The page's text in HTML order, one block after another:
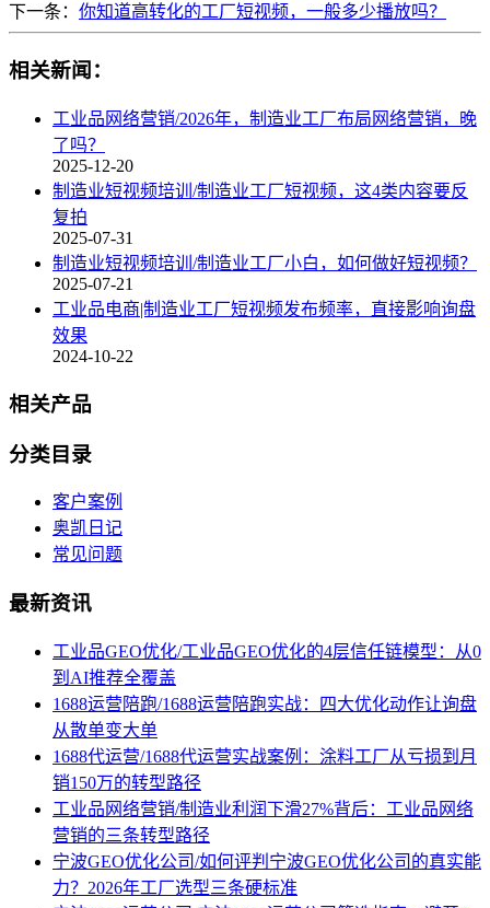
下一条： 你知道高转化的工厂短视频，一般多少播放吗？
相关新闻：
工业品网络营销/2026年，制造业工厂布局网络营销，晚
了吗？
2025-12-20
制造业短视频培训/制造业工厂短视频，这4类内容要反
复拍
2025-07-31
制造业短视频培训/制造业工厂小白，如何做好短视频？
2025-07-21
工业品电商|制造业工厂短视频发布频率，直接影响询盘
效果
2024-10-22
相关产品
分类目录
客户案例
奥凯日记
常见问题
最新资讯
工业品GEO优化/工业品GEO优化的4层信任链模型：从0
到AI推荐全覆盖
1688运营陪跑/1688运营陪跑实战：四大优化动作让询盘
从散单变大单
1688代运营/1688代运营实战案例：涂料工厂从亏损到月
销150万的转型路径
工业品网络营销/制造业利润下滑27%背后：工业品网络
营销的三条转型路径
宁波GEO优化公司/如何评判宁波GEO优化公司的真实能
力？2026年工厂选型三条硬标准